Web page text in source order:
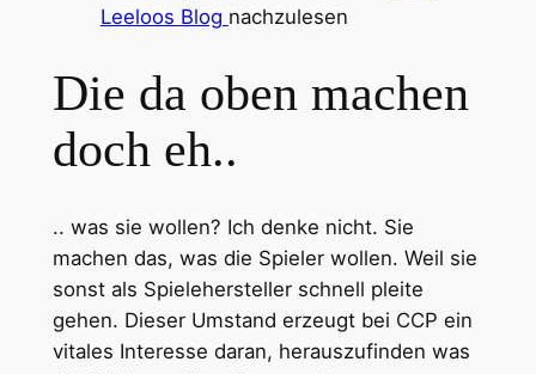
Leeloos Blog nachzulesen
Die da oben machen
doch eh..
.. was sie wollen? Ich denke nicht. Sie
machen das, was die Spieler wollen. Weil sie
sonst als Spielehersteller schnell pleite
gehen. Dieser Umstand erzeugt bei CCP ein
vitales Interesse daran, herauszufinden was